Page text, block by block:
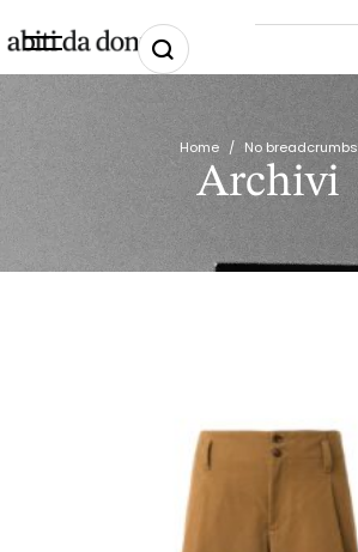
Home / No breadcrumbs
Archivi